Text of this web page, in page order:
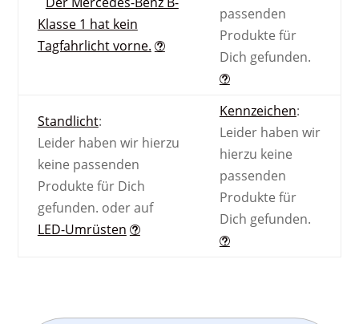
Klasse 1 hat kein
Tagfahrlicht vorne.
passenden
Produkte für
Dich gefunden.
Standlicht:
Leider haben wir hierzu
keine passenden
Produkte für Dich
gefunden. oder auf
LED-Umrüsten
Kennzeichen:
Leider haben wir
hierzu keine
passenden
Produkte für
Dich gefunden.